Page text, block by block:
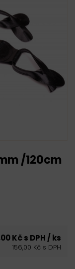
/120cm
Kč s DPH / ks
156,00 Kč s DPH